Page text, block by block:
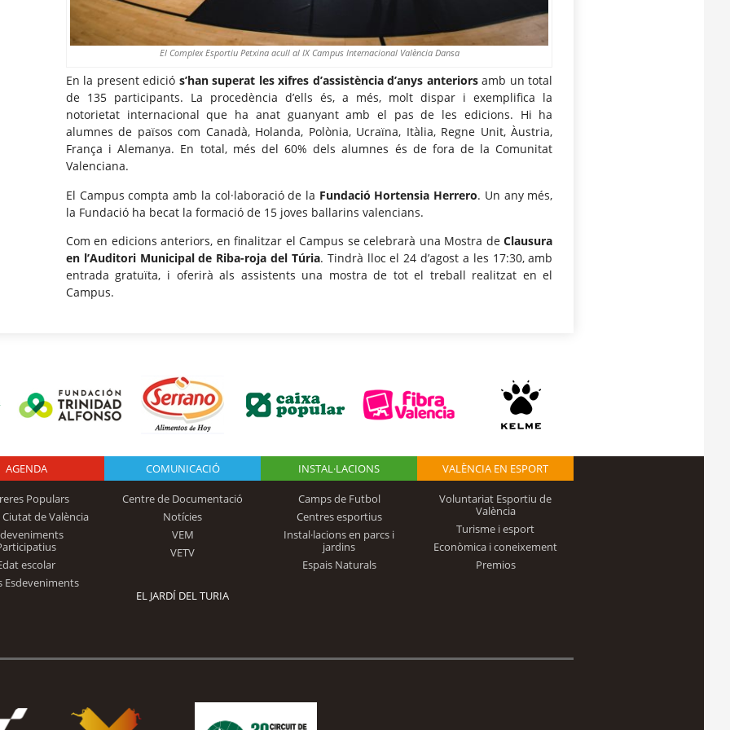
El Complex Esportiu Petxina acull al IX Campus Internacional València Dansa
En la present edició s’han superat les xifres d’assistència d’anys anteriorsamb un total
de 135 participants. La procedència d’ells és, a més, molt dispar i exemplifica la
notorietat internacional que ha anat guanyant amb el pas de les edicions. Hi ha
alumnes de països com Canadà, Holanda, Polònia, Ucraïna, Itàlia, Regne Unit, Àustria,
França i Alemanya. En total, més del 60% dels alumnes és de fora de la Comunitat
Valenciana.
El Campus compta amb la col·laboració de la Fundació Hortensia Herrero. Un any més,
la Fundació ha becat la formació de 15 joves ballarins valencians.
Com en edicions anteriors, en finalitzar el Campus se celebrarà una Mostra deClausura
en l’Auditori Municipal de Riba-roja del Túria. Tindrà lloc el 24 d’agost a les 17:30, amb
entrada gratuïta, i oferirà als assistents una mostra de tot el treball realitzat en el
Campus.
Logo Fundación
Trinidad Alfonso
AGENDA
Populars
de València
escolar
Esdeveniments
COMUNICACIÓ
Centre de Documentació
Notícies
VEM
VETV
INSTAL·LACIONS
Camps de Futbol
Centres esportius
Instal·lacions en parcs i
jardins
Espais Naturals
VALÈNCIA EN ESPORT
Voluntariat Esportiu de
València
Turisme i esport
Econòmica i coneixement
Premios
EL JARDÍ DEL TURIA